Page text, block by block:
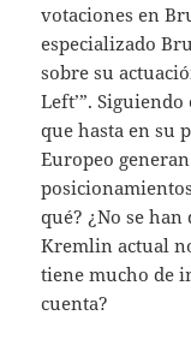
votaciones en
especializado
sobre su
Left’”.
que hasta en su
Europeo
qué? ¿No se
Kremlin actual
tiene mucho de
cuenta?